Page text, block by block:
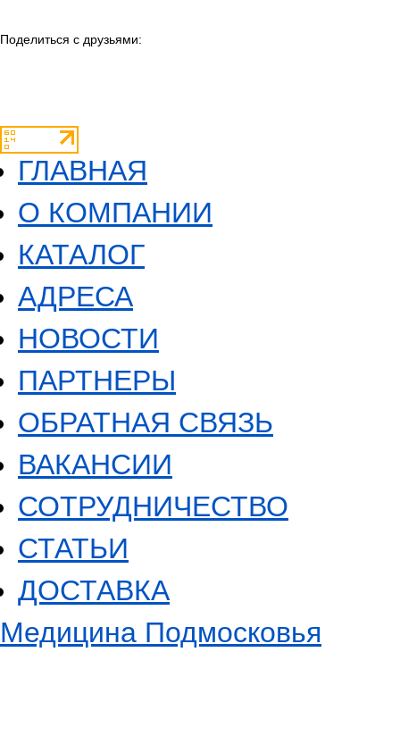
Поделиться с друзьями:
ГЛАВНАЯ
О КОМПАНИИ
КАТАЛОГ
АДРЕСА
НОВОСТИ
ПАРТНЕРЫ
ОБРАТНАЯ СВЯЗЬ
ВАКАНСИИ
СОТРУДНИЧЕСТВО
СТАТЬИ
ДОСТАВКА
Медицина Подмосковья